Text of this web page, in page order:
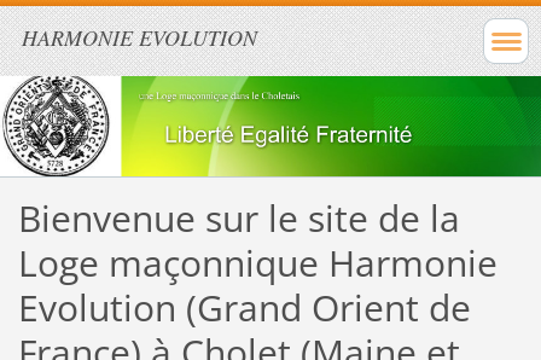
HARMONIE EVOLUTION
Bienvenue sur le site de la
Loge maçonnique Harmonie
Evolution (Grand Orient de